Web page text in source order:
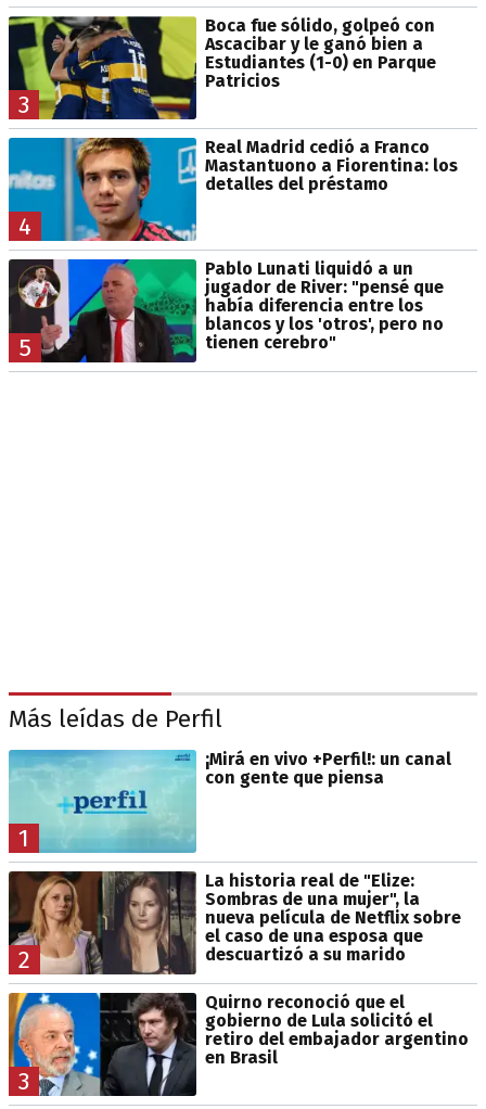
3
Boca fue sólido, golpeó con
Ascacibar y le ganó bien a
Estudiantes (1-0) en Parque
Patricios
4
Real Madrid cedió a Franco
Mastantuono a Fiorentina: los
detalles del préstamo
5
Pablo Lunati liquidó a un
jugador de River: "pensé que
había diferencia entre los
blancos y los 'otros', pero no
tienen cerebro"
Más leídas de Perfil
1
¡Mirá en vivo +Perfil!: un canal
con gente que piensa
2
La historia real de "Elize:
Sombras de una mujer", la
nueva película de Netflix sobre
el caso de una esposa que
descuartizó a su marido
3
Quirno reconoció que el
gobierno de Lula solicitó el
retiro del embajador argentino
en Brasil